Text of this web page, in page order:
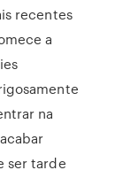
recentes
a
na
ser tarde